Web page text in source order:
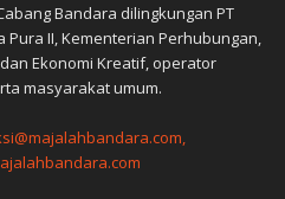
Bandara dilingkungan PT
Pura II, Kementerian Perhubungan,
Ekonomi Kreatif, operator
masyarakat umum.